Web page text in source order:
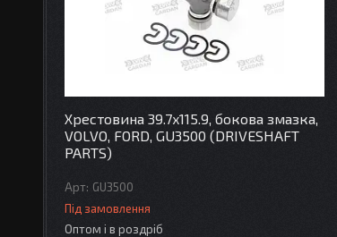
Хрестовина 39.7x115.9, бокова змазка,
VOLVO, FORD, GU3500 (DRIVESHAFT
PARTS)
GU3500
Під замовлення
Оптом і в роздріб